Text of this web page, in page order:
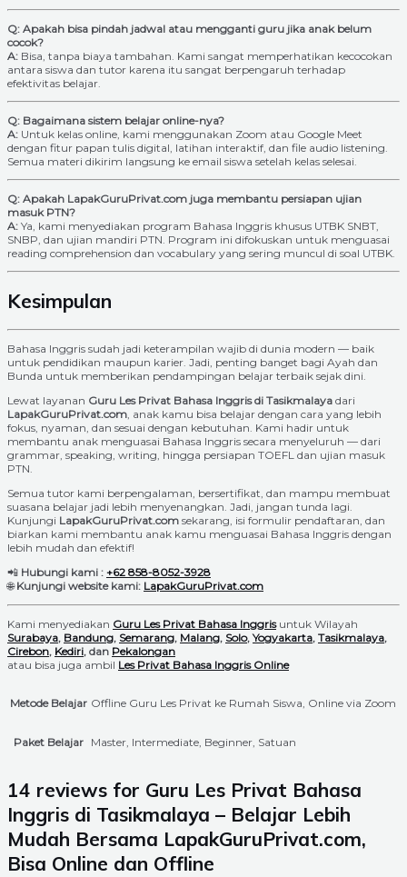
Q: Apakah bisa pindah jadwal atau mengganti guru jika anak belum
cocok?
A: Bisa, tanpa biaya tambahan. Kami sangat memperhatikan kecocokan
antara siswa dan tutor karena itu sangat berpengaruh terhadap
efektivitas belajar.
Q: Bagaimana sistem belajar online-nya?
A: Untuk kelas online, kami menggunakan Zoom atau Google Meet
dengan fitur papan tulis digital, latihan interaktif, dan file audio listening.
Semua materi dikirim langsung ke email siswa setelah kelas selesai.
Q: Apakah LapakGuruPrivat.com juga membantu persiapan ujian
masuk PTN?
A: Ya, kami menyediakan program Bahasa Inggris khusus UTBK SNBT,
SNBP, dan ujian mandiri PTN. Program ini difokuskan untuk menguasai
reading comprehension dan vocabulary yang sering muncul di soal UTBK.
Kesimpulan
Bahasa Inggris sudah jadi keterampilan wajib di dunia modern — baik
untuk pendidikan maupun karier. Jadi, penting banget bagi Ayah dan
Bunda untuk memberikan pendampingan belajar terbaik sejak dini.
Lewat layanan Guru Les Privat Bahasa Inggris di Tasikmalaya dari
LapakGuruPrivat.com, anak kamu bisa belajar dengan cara yang lebih
fokus, nyaman, dan sesuai dengan kebutuhan. Kami hadir untuk
membantu anak menguasai Bahasa Inggris secara menyeluruh — dari
grammar, speaking, writing, hingga persiapan TOEFL dan ujian masuk
PTN.
Semua tutor kami berpengalaman, bersertifikat, dan mampu membuat
suasana belajar jadi lebih menyenangkan. Jadi, jangan tunda lagi.
Kunjungi LapakGuruPrivat.com sekarang, isi formulir pendaftaran, dan
biarkan kami membantu anak kamu menguasai Bahasa Inggris dengan
lebih mudah dan efektif!
📲 Hubungi kami : +62 858-8052-3928
🌐Kunjungi website kami: LapakGuruPrivat.com
Kami menyediakan Guru Les Privat Bahasa Inggris untuk Wilayah
Surabaya, Bandung, Semarang, Malang, Solo,Yogyakarta, Tasikmalaya,
Cirebon, Kediri, dan Pekalongan
atau bisa juga ambil Les Privat Bahasa Inggris Online
Metode Belajar Offline Guru Les Privat ke Rumah Siswa, Online via Zoom
Paket Belajar Master, Intermediate, Beginner, Satuan
14 reviews for Guru Les Privat Bahasa
Inggris di Tasikmalaya – Belajar Lebih
Mudah Bersama LapakGuruPrivat.com,
Bisa Online dan Offline